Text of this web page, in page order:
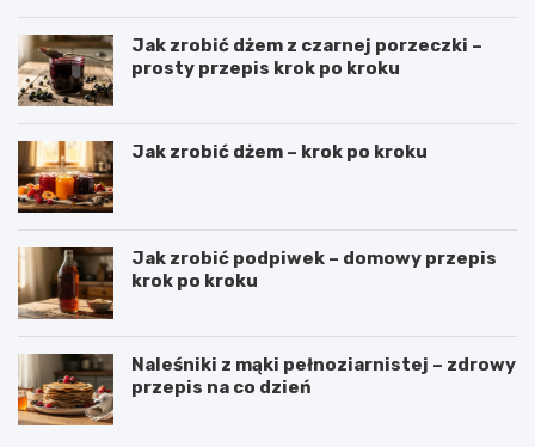
Jak zrobić dżem z czarnej porzeczki –
prosty przepis krok po kroku
Jak zrobić dżem – krok po kroku
Jak zrobić podpiwek – domowy przepis
krok po kroku
Naleśniki z mąki pełnoziarnistej – zdrowy
przepis na co dzień